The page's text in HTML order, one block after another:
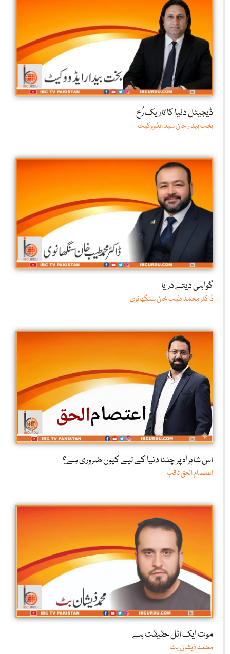
ڈیجیٹل دنیا کا تاریک رُخ
بخت بیدار جان سید ایڈووکیٹ
گواہی دیتے دریا
ڈاکٹر محمد طیب خان سنگھانوی
اس شاہراہ پر چلنا دنیا کے لیے کیوں ضروری ہے؟
اعتصام الحق ثاقب
موت ایک اٹل حقیقت ہے
محمد ذیشان بٹ